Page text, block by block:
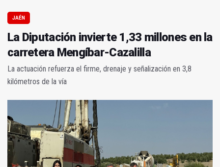
JAÉN
La Diputación invierte 1,33 millones en la
carretera Mengíbar-Cazalilla
La actuación refuerza el firme, drenaje y señalización en 3,8
kilómetros de la vía